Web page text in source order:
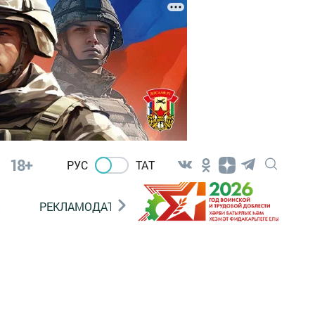
18+ РУС ТАТ
РЕКЛАМОДАТЕЛЯМ